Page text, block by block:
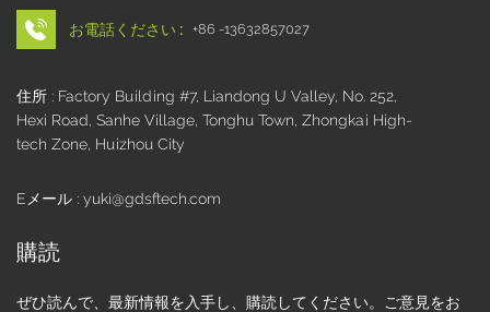
使用して結合します。 利点： √耐久性： 外側のカバーガラス
がシールドとして機能すると、G+G構造は傷、擦り傷、およ
ジュアル： 両方の層でガラスを使用すると、透過率が高くな
り、色が鮮やかで、画像が鋭くなります。 √正確なタッチセ
ンシング： 2つのガラス構造は、センサーガラスの導電性伊
藤層とともに、安定した信頼性の高いタッチ - センシング環
を可能にします。 √ロング - 持続： 堅牢な構造により、G+G
使用に耐えることができ、信頼性が重要な産業および自動車
により、G+Gタッチパネルは、他の構造と比較して比較的重
お電話ください : +86 -13632857027
住所 : Factory Building #7, Liandong U Valley, No. 252,
Hexi Road, Sanhe Village, Tonghu Town, Zhongkai High-
tech Zone, Huizhou City
Eメール : yuki@gdsftech.com
購読
ぜひ読んで、最新情報を入手し、購読してください。ご意見をお